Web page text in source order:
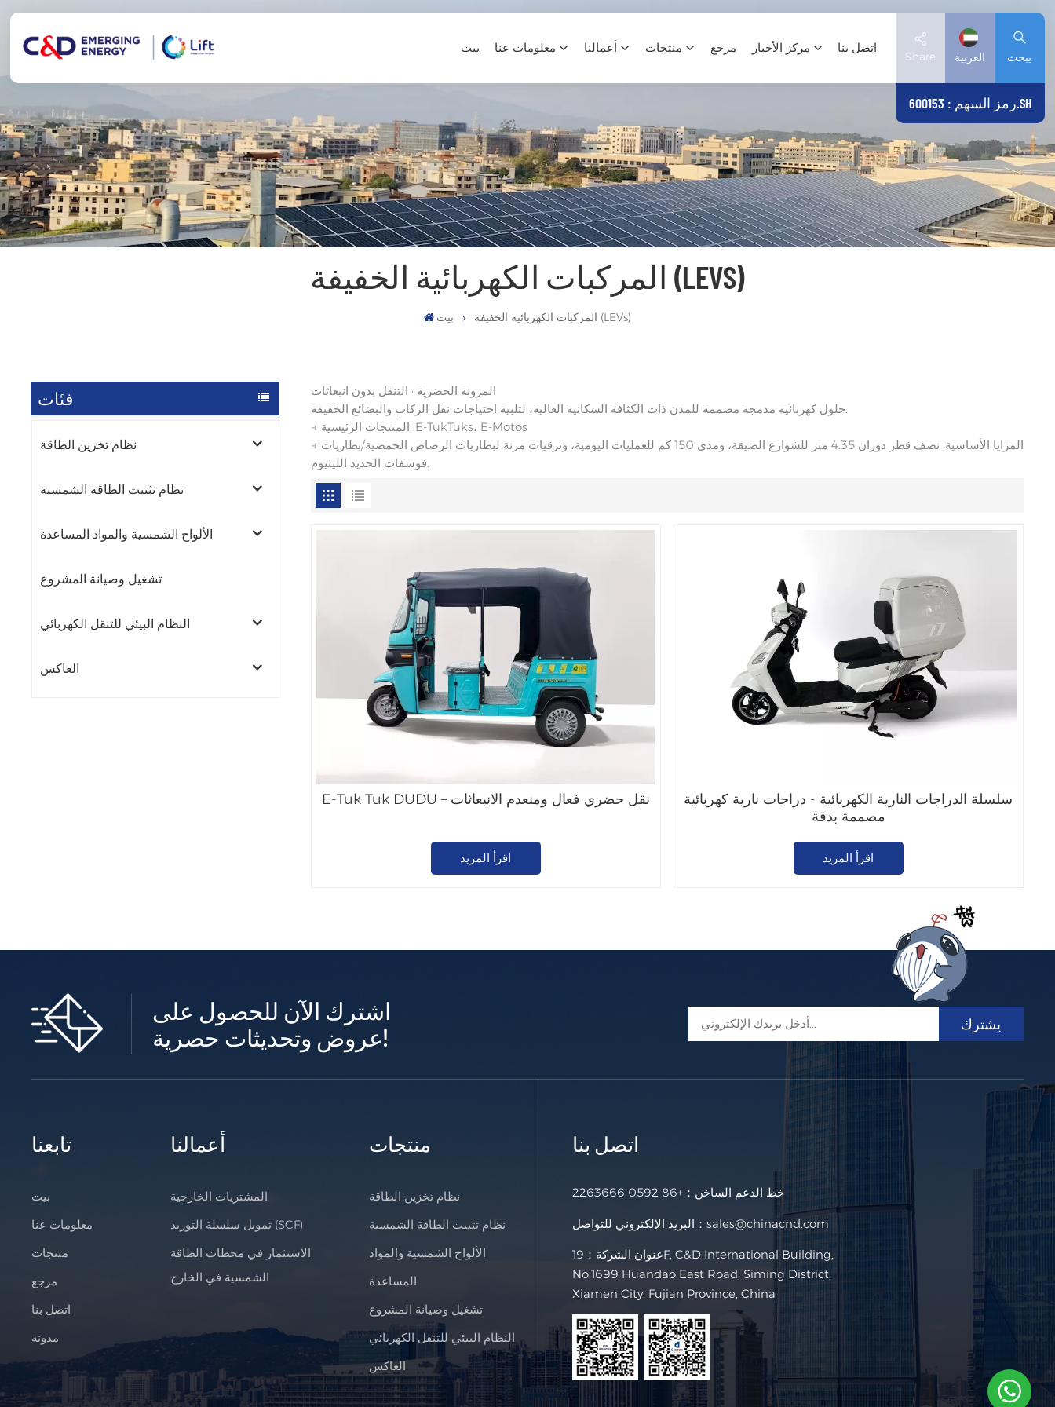
بيت معلومات عنا أعمالنا منتجات مرجع مركز الأخبار اتصل بنا
Share العربية
English
Deutsch
español
日本語
يبحث
رمز السهم : 600153.SH
المركبات الكهربائية الخفيفة (LEVS)
بيت المركبات الكهربائية الخفيفة (LEVs)
فئات
نظام تخزين الطاقة
نظام تثبيت الطاقة الشمسية
الألواح الشمسية والمواد المساعدة
تشغيل وصيانة المشروع
النظام البيئي للتنقل الكهربائي
العاكس
المرونة الحضرية · التنقل بدون انبعاثات
حلول كهربائية مدمجة مصممة للمدن ذات الكثافة السكانية العالية، لتلبية احتياجات نقل الركاب والبضائع الخفيفة.
→ المنتجات الرئيسية: E-TukTuks، E-Motos
→ المزايا الأساسية: نصف قطر دوران 4.35 متر للشوارع الضيقة، ومدى 150 كم للعمليات اليومية، وترقيات مرنة لبطاريات الرصاص الحمضية/بطاريات
فوسفات الحديد الليثيوم.
E-Tuk Tuk DUDU – نقل حضري فعال ومنعدم الانبعاثات
اقرأ المزيد
سلسلة الدراجات النارية الكهربائية - دراجات نارية كهربائية
مصممة بدقة
اقرأ المزيد
اشترك الآن للحصول على
عروض وتحديثات حصرية!
تابعنا
بيت
معلومات عنا
منتجات
مرجع
اتصل بنا
مدونة
أعمالنا
المشتريات الخارجية
تمويل سلسلة التوريد (SCF)
الاستثمار في محطات الطاقة
الشمسية في الخارج
منتجات
نظام تخزين الطاقة
نظام تثبيت الطاقة الشمسية
الألواح الشمسية والمواد
المساعدة
تشغيل وصيانة المشروع
النظام البيئي للتنقل الكهربائي
العاكس
اتصل بنا
خط الدعم الساخن： +86 0592 2263666
البريد الإلكتروني للتواصل：sales@chinacnd.com
عنوان الشركة：19F, C&D International Building,
No.1699 Huandao East Road, Siming District,
Xiamen City, Fujian Province, China